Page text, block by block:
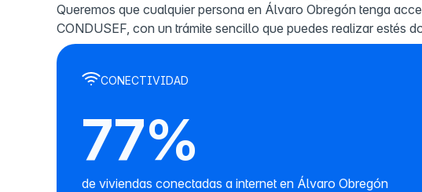
Queremos que cualquier persona en Álvaro Obregón tenga
CONDUSEF, con un trámite sencillo que puedes realizar estés
CONECTIVIDAD
77%
de viviendas conectadas a internet en Álvaro Obregón